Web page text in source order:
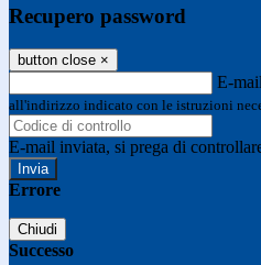
Recupero password
button close ×
E-mail
all'indirizzo indicato con le istruzioni
E-mail inviata, si prega di
Errore
Chiudi
Successo